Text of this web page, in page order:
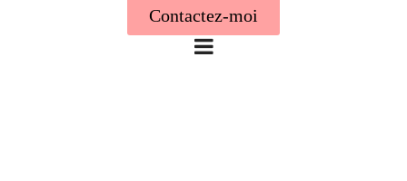
Contactez-moi